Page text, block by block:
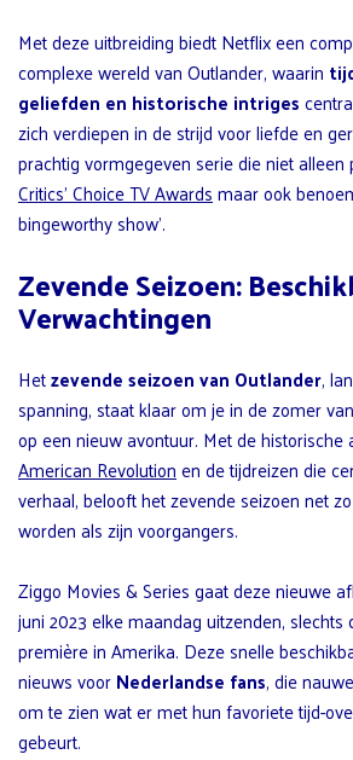
Met deze uitbreiding biedt Netflix een
complexe wereld van Outlander, waarin
geliefden en historische intriges
zich verdiepen in de strijd voor liefde en
prachtig vormgegeven serie die niet
Critics’ Choice TV Awardsmaar ook
bingeworthy show’.
Zevende Seizoen:
Verwachtingen
Hetzevende seizoen van Outlander,
spanning, staat klaar om je in de zomer
op een nieuw avontuur. Met de
American Revolutionen de tijdreizen die
verhaal, belooft het zevende seizoen net
worden als zijn voorgangers.
Ziggo Movies & Series gaat deze nieuwe
juni 2023 elke maandag uitzenden,
première in Amerika. Deze snelle
nieuws voorNederlandse fans, die
om te zien wat er met hun favoriete tijd-
gebeurt.